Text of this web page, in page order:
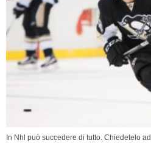
In Nhl può succedere di tutto. Chiedetelo